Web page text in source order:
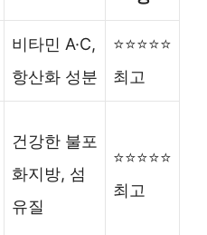
비타민 A·C,
항산화 성분
⭐⭐⭐⭐⭐
최고
건강한 불포
화지방, 섬
유질
⭐⭐⭐⭐⭐
최고